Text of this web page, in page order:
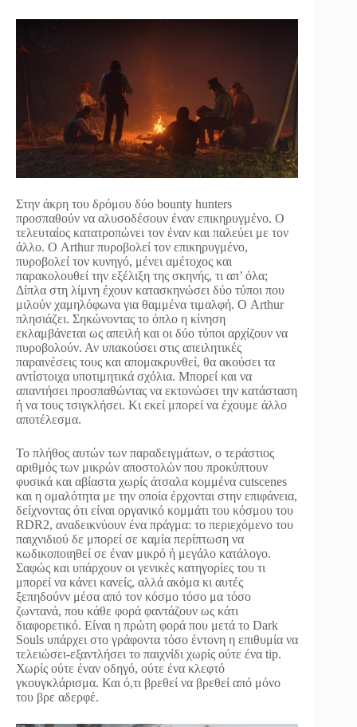
Στην άκρη του δρόμου δύο bounty hunters
προσπαθούν να αλυσοδέσουν έναν επικηρυγμένο. Ο
τελευταίος κατατροπώνει τον έναν και παλεύει με τον
άλλο. Ο Arthur πυροβολεί τον επικηρυγμένο,
πυροβολεί τον κυνηγό, μένει αμέτοχος και
παρακολουθεί την εξέλιξη της σκηνής, τι απ’ όλα;
Δίπλα στη λίμνη έχουν κατασκηνώσει δύο τύποι που
μιλούν χαμηλόφωνα για θαμμένα τιμαλφή. Ο Arthur
πλησιάζει. Σηκώνοντας το όπλο η κίνηση
εκλαμβάνεται ως απειλή και οι δύο τύποι αρχίζουν να
πυροβολούν. Αν υπακούσει στις απειλητικές
παραινέσεις τους και απομακρυνθεί, θα ακούσει τα
αντίστοιχα υποτιμητικά σχόλια. Μπορεί και να
απαντήσει προσπαθώντας να εκτονώσει την κατάσταση
ή να τους τσιγκλήσει. Κι εκεί μπορεί να έχουμε άλλο
αποτέλεσμα.
Το πλήθος αυτών των παραδειγμάτων, ο τεράστιος
αριθμός των μικρών αποστολών που προκύπτουν
φυσικά και αβίαστα χωρίς άτσαλα κομμένα cutscenes
και η ομαλότητα με την οποία έρχονται στην επιφάνεια,
δείχνοντας ότι είναι οργανικό κομμάτι του κόσμου του
RDR2, αναδεικνύουν ένα πράγμα: το περιεχόμενο του
παιχνιδιού δε μπορεί σε καμία περίπτωση να
κωδικοποιηθεί σε έναν μικρό ή μεγάλο κατάλογο.
Σαφώς και υπάρχουν οι γενικές κατηγορίες του τι
μπορεί να κάνει κανείς, αλλά ακόμα κι αυτές
ξεπηδούνν μέσα από τον κόσμο τόσο μα τόσο
ζωντανά, που κάθε φορά φαντάζουν ως κάτι
διαφορετικό. Είναι η πρώτη φορά που μετά το Dark
Souls υπάρχει στο γράφοντα τόσο έντονη η επιθυμία να
τελειώσει-εξαντλήσει το παιχνίδι χωρίς ούτε ένα tip.
Χωρίς ούτε έναν οδηγό, ούτε ένα κλεφτό
γκουγκλάρισμα. Και ό,τι βρεθεί να βρεθεί από μόνο
του βρε αδερφέ.